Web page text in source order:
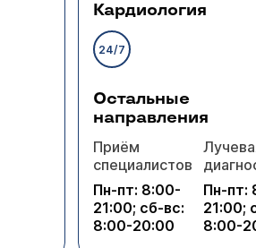
Кардиология
24/7
Остальные
направления
Приём
специалистов
Пн-пт: 8:00-
21:00; сб-вс:
8:00-20:00
Пн-пт:
21:00;
8:00-